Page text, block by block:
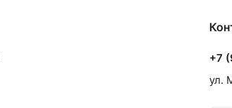
+7
ул.